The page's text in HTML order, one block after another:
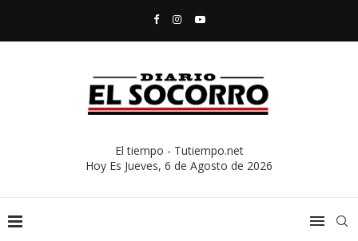
El tiempo - Tutiempo.net
Hoy Es Jueves, 6 de Agosto de 2026